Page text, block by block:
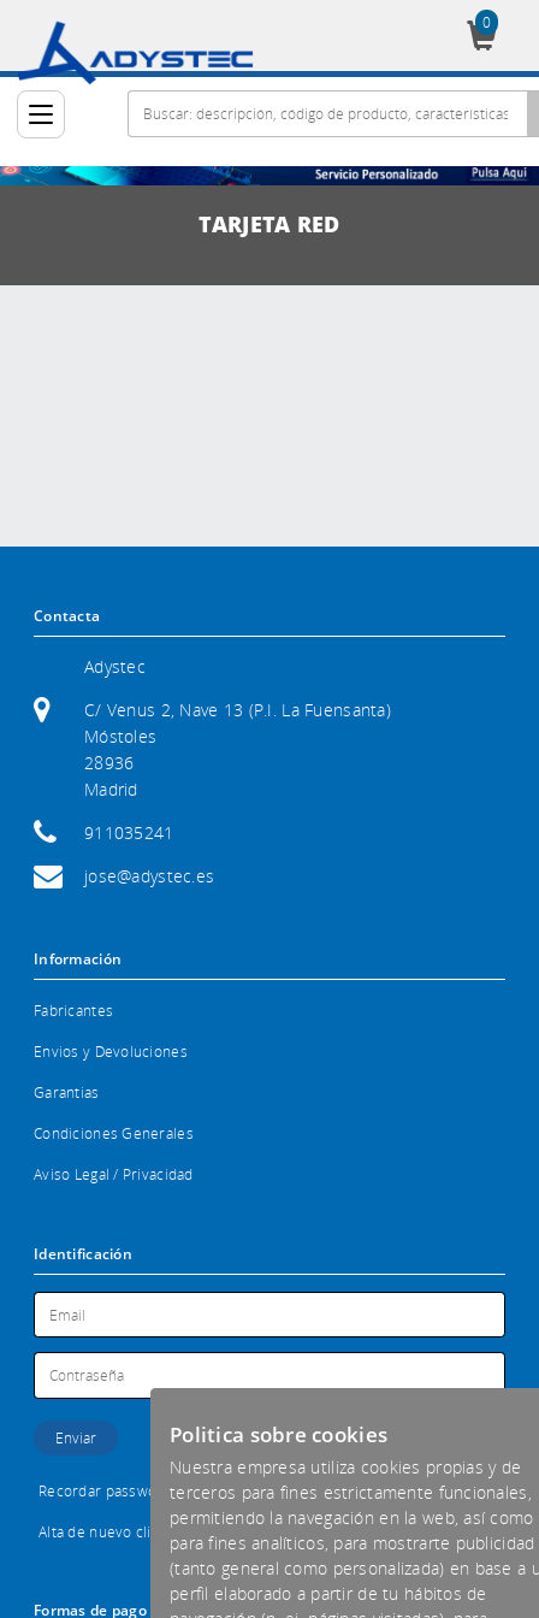
0
TARJETA RED
Contacta
Adystec
C/ Venus 2, Nave 13 (P.I. La Fuensanta)
Móstoles
28936
Madrid
911035241
jose@adystec.es
Información
Fabricantes
Envios y Devoluciones
Garantias
Condiciones Generales
Aviso Legal / Privacidad
Identificación
Recordar password
Alta de nuevo cliente
Formas de pago aceptadas
Politica sobre cookies
Nuestra empresa utiliza cookies propias y de
terceros para fines estrictamente funcionales,
permitiendo la navegación en la web, así como
para fines analíticos, para mostrarte publicidad
(tanto general como personalizada) en base a
perfil elaborado a partir de tu hábitos de